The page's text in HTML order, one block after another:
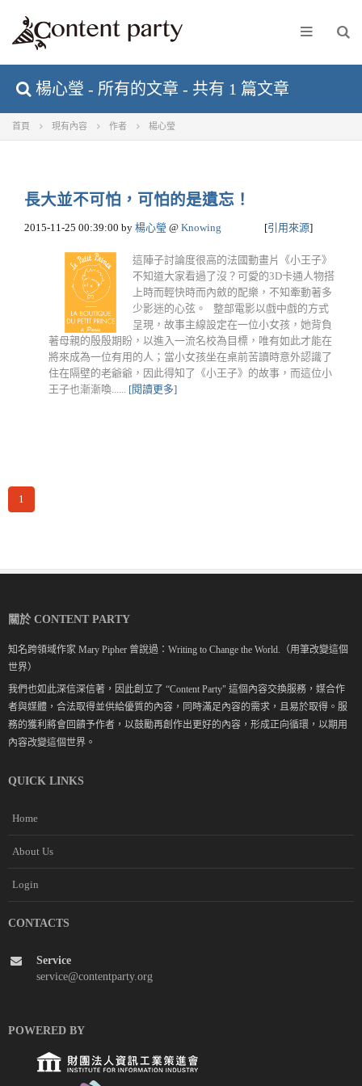
楊心瑩 - 所有的文章 - 共有 1 篇文章
首頁 現有內容 作者 楊心瑩
長大並不可怕，可怕的是遺忘！
2015-11-25 00:39:00 by 楊心瑩 @ Knowing [引用來源]
這陣子討論度很高的法國動畫片《小王子》
不知道大家看過了沒？可愛的3D卡通人物搭
上時而輕快時而內斂的配樂，不知牽動著多
少影迷的心弦。 整部電影以戲中戲的方式
呈現，故事主線設定在一位小女孩，她背負
著母親的殷殷期盼，以進入一流名校為目標，唯有如此才能在
將來成為一位有用的人；當小女孩坐在桌前苦讀時意外認識了
住在隔壁的老爺爺，因此得知了《小王子》的故事，而這位小
王子也漸漸喚...... [閱讀更多]
1
關於 CONTENT PARTY
知名跨領域作家 Mary Pipher 曾說過：Writing to Change the World.（用筆改變這個
世界）
我們也如此深信深信著，因此創立了 “Content Party" 這個內容交換服務，媒合作
者與媒體，合法取得並供給優質的內容，同時滿足內容的需求，且易於取得。服
務的獲利將會回饋予作者，以鼓勵再創作出更好的內容，形成正向循環，以期用
內容改變這個世界。
QUICK LINKS
Home
About Us
Login
CONTACTS
Service
service@contentparty.org
POWERED BY